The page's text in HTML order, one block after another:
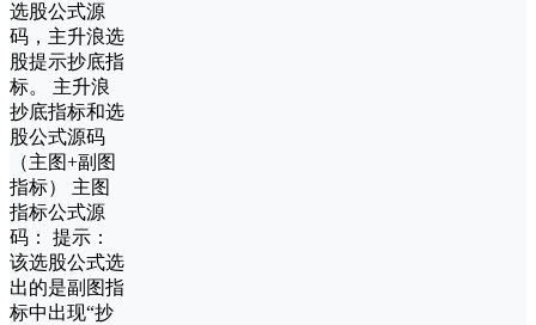
选股公式源
码，主升浪选
股提示抄底指
标。 主升浪
抄底指标和选
股公式源码
（主图+副图
指标） 主图
指标公式源
码： 提示：
该选股公式选
出的是副图指
标中出现“抄